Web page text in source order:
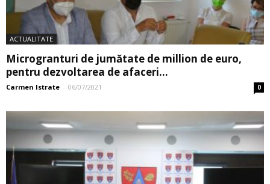
ACTUALITATE
Microgranturi de jumătate de million de euro,
pentru dezvoltarea de afaceri...
Carmen Istrate - 06/07/2021 0